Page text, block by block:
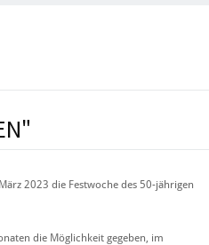
2023 die Festwoche des 50-jährigen
die Möglichkeit gegeben, im